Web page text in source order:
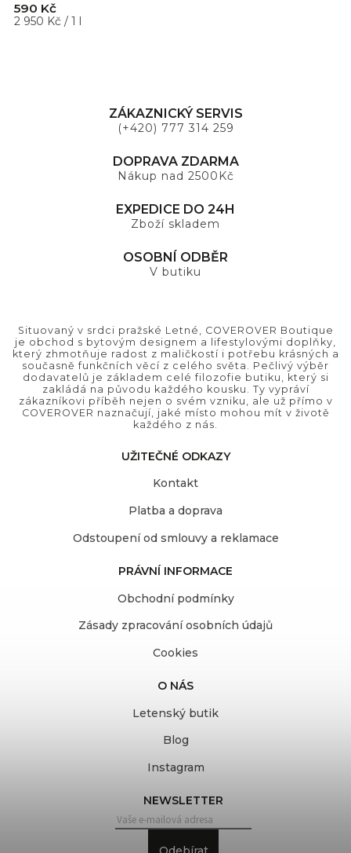
590 Kč
2 950 Kč / 1 l
ZÁKAZNICKÝ SERVIS
(+420) 777 314 259
DOPRAVA ZDARMA
Nákup nad 2500Kč
EXPEDICE DO 24H
Zboží skladem
OSOBNÍ ODBĚR
V butiku
Situovaný v srdci pražské Letné, COVEROVER Boutique
je obchod s bytovým designem a lifestylovými doplňky,
který zhmotňuje radost z maličkostí i potřebu krásných a
současně funkčních věcí z celého světa. Pečlivý výběr
dodavatelů je základem celé filozofie butiku, který si
zakládá na původu každého kousku. Ty vypráví
zákazníkovi příběh nejen o svém vzniku, ale už přímo v
COVEROVER naznačují, jaké místo mohou mít v životě
každého z nás.
UŽITEČNÉ ODKAZY
Kontakt
Platba a doprava
Odstoupení od smlouvy a reklamace
PRÁVNÍ INFORMACE
Obchodní podmínky
Zásady zpracování osobních údajů
Cookies
O NÁS
Letenský butik
Blog
Instagram
NEWSLETTER